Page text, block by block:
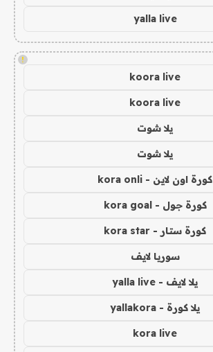
yalla live
!
koora live
koora live
يلا شوت
يلا شوت
كورة اون لاين - kora onli
كورة جول - kora goal
كورة ستار - kora star
سوريا لايف
يلا لايف - yalla live
يلا كورة - yallakora
kora live